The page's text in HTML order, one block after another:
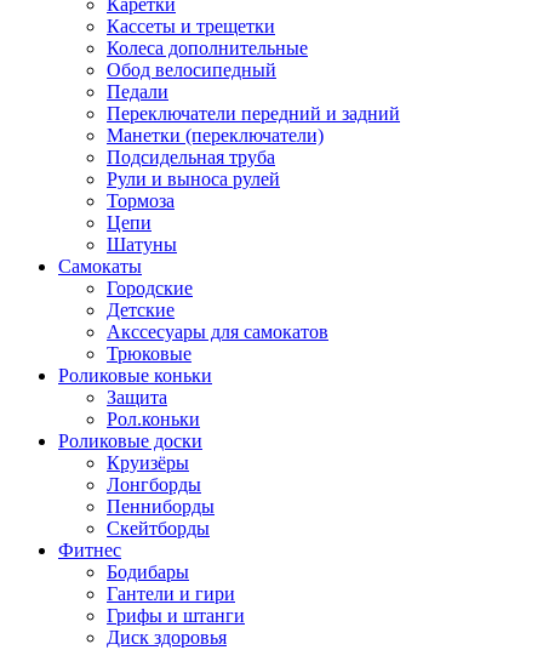
Каретки
Кассеты и трещетки
Колеса дополнительные
Обод велосипедный
Педали
Переключатели передний и задний
Манетки (переключатели)
Подсидельная труба
Рули и выноса рулей
Тормоза
Цепи
Шатуны
Самокаты
Городские
Детские
Акссесуары для самокатов
Трюковые
Роликовые коньки
Защита
Рол.коньки
Роликовые доски
Круизёры
Лонгборды
Пенниборды
Скейтборды
Фитнес
Бодибары
Гантели и гири
Грифы и штанги
Диск здоровья